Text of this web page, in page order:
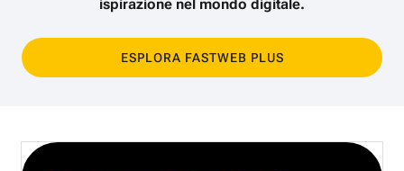
ispirazione nel mondo digitale.
ESPLORA FASTWEB PLUS